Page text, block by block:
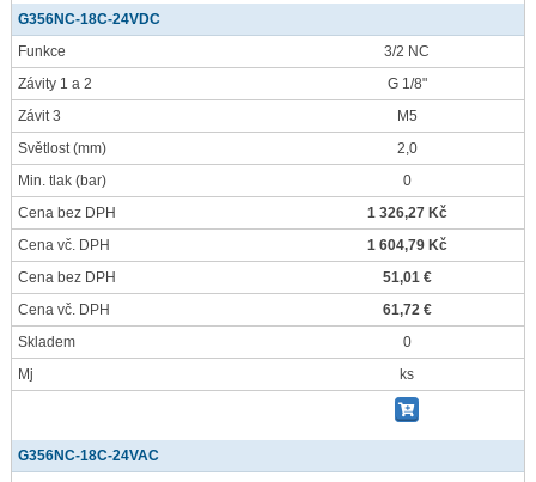
G356NC-18C-24VDC
Funkce
3/2 NC
Závity 1 a 2
G 1/8"
Závit 3
M5
Světlost(mm)
2,0
Min. tlak (bar)
0
Cena bez DPH
1 326,27 Kč
Cena vč. DPH
1 604,79 Kč
Cena bez DPH
51,01 €
Cena vč. DPH
61,72 €
Skladem
0
Mj
ks
G356NC-18C-24VAC